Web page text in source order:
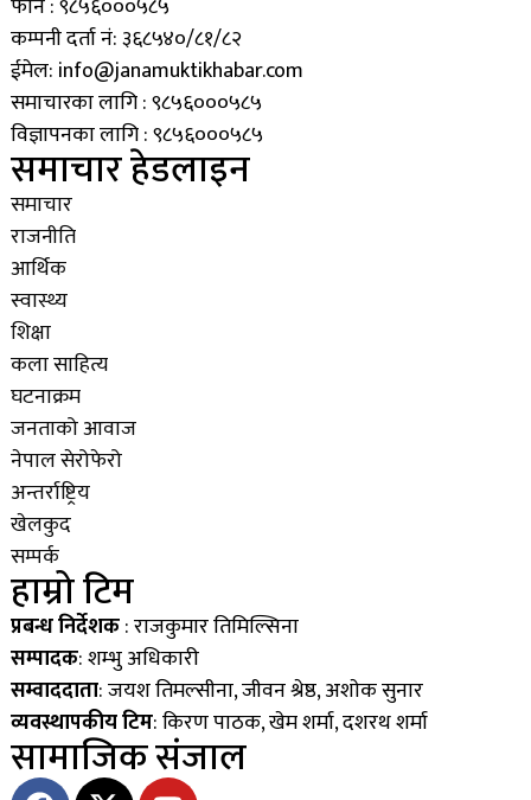
कम्पनी दर्ता नं: ३६८५४०/८१/८२
ईमेल: info@janamuktikhabar.com
समाचारका लागि : ९८५६०००५८५
विज्ञापनका लागि : ९८५६०००५८५
समाचार हेडलाइन
समाचार
राजनीति
आर्थिक
स्वास्थ्य
शिक्षा
कला साहित्य
घटनाक्रम
जनताको आवाज
नेपाल सेरोफेरो
अन्तर्राष्ट्रिय
खेलकुद
सम्पर्क
हाम्रो टिम
प्रबन्ध निर्देशक: राजकुमार तिमिल्सिना
सम्पादक: शम्भु अधिकारी
सम्वाददाता: जयश तिमल्सीना, जीवन श्रेष्ठ, अशाेक सुनार
व्यवस्थापकीय टिम: किरण पाठक, खेम शर्मा, दशरथ शर्मा
सामाजिक संजाल